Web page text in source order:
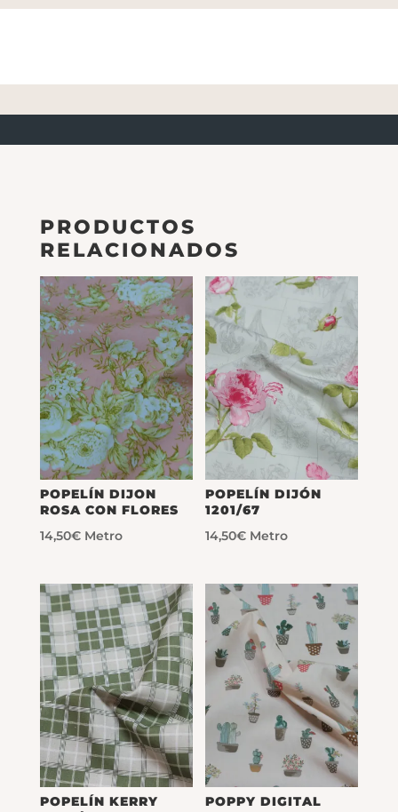
PRODUCTOS
RELACIONADOS
POPELÍN DIJON
ROSA CON FLORES
14,50€ Metro
POPELÍN DIJÓN
1201/67
14,50€ Metro
POPELÍN KERRY
POPPY DIGITAL